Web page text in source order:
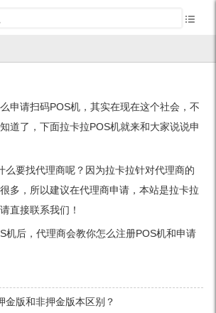
申请扫码POS机，其实在现在这个社会，不
道了，下面拉卡拉POS机就来和大家说说申
么要找代理商呢？因为拉卡拉针对代理商的
多，所以建议在代理商申请，本站是拉卡拉
直接联系我们！
机后，代理商会教你怎么注册POS机和申请
金版和非押金版本区别？